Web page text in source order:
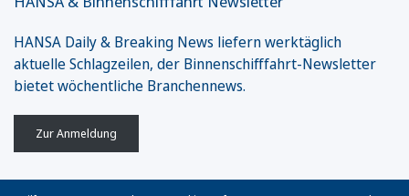
HANSA Daily & Breaking News liefern werktäglich
aktuelle Schlagzeilen, der Binnenschifffahrt-Newsletter
bietet wöchentliche Branchennews.
Zur Anmeldung